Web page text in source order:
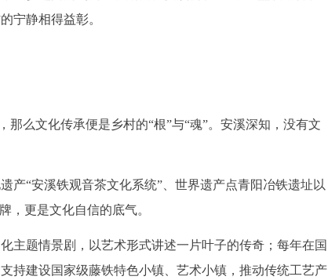
宁静相得益彰。
那么文化传承便是乡村的“根”与“魂”。安溪深知，没有文
产“安溪铁观音茶文化系统”、世界遗产点青阳冶铁遗址以
，更是文化自信的底气。
主题情景剧，以艺术形式讲述一片叶子的传奇；每年在国
持建设国家级藤铁特色小镇、艺术小镇，推动传统工艺产